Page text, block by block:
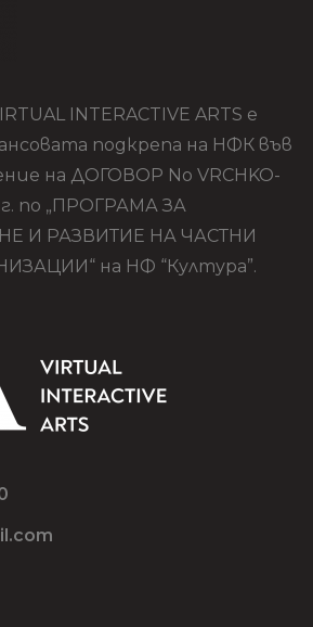
INTERACTIVE ARTS е
подкрепа на НФК във
на ДОГОВОР No VRCHKO-
г. по „ПРОГРАМА ЗА
И РАЗВИТИЕ НА ЧАСТНИ
на НФ “Култура”.